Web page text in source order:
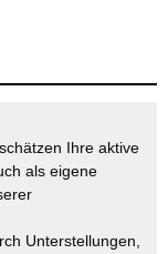
Ihre aktive
als eigene
Unterstellungen,